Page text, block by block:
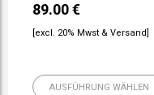
89.00€
[excl. 20% Mwst & Versand]
AUSFÜHRUNG WÄHLEN